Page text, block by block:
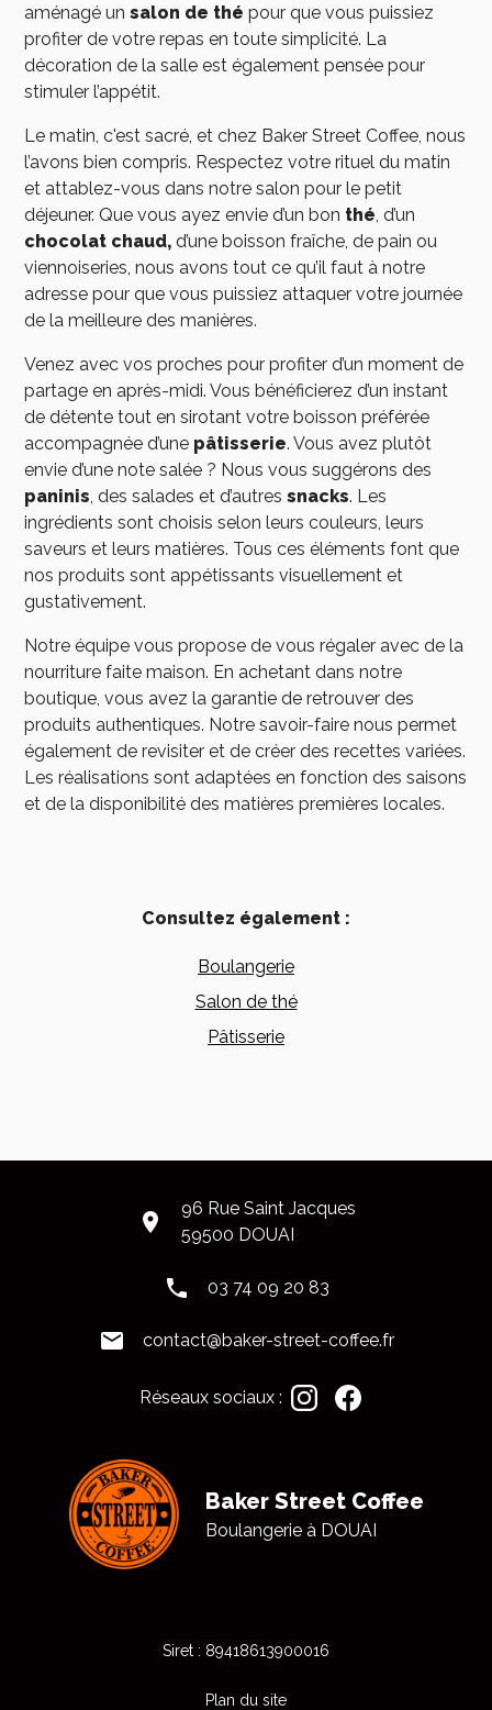
aménagé unsalon de thé pour que vous puissiez
profiter de votre repas en toute simplicité. La
décoration de la salle est également pensée pour
stimuler l’appétit.
Le matin, c'est sacré, et chez Baker Street Coffee, nous
l’avons bien compris. Respectez votre rituel du matin
et attablez-vous dans notre salon pour le petit
déjeuner. Que vous ayez envie d’un bon thé, d’un
chocolat chaud,d’une boisson fraîche, de pain ou
viennoiseries, nous avons tout ce qu’il faut à notre
adresse pour que vous puissiez attaquer votre journée
de la meilleure des manières.
Venez avec vos proches pour profiter d’un moment de
partage en après-midi. Vous bénéficierez d’un instant
de détente tout en sirotant votre boisson préférée
accompagnée d’une pâtisserie. Vous avez plutôt
envie d’une note salée ? Nous vous suggérons des
paninis, des salades et d’autressnacks. Les
ingrédients sont choisis selon leurs couleurs, leurs
saveurs et leurs matières. Tous ces éléments font que
nos produits sont appétissants visuellement et
gustativement.
Notre équipe vous propose de vous régaler avec de la
nourriture faite maison. En achetant dans notre
boutique, vous avez la garantie de retrouver des
produits authentiques. Notre savoir-faire nous permet
également de revisiter et de créer des recettes variées.
Les réalisations sont adaptées en fonction des saisons
et de la disponibilité des matières premières locales.
Consultez également :
Boulangerie
Salon de thé
Pâtisserie
place
96 Rue Saint Jacques
59500 DOUAI
phone 03 74 09 20 83
mail contact@baker-street-coffee.fr
Réseaux sociaux :
Baker Street Coffee
Boulangerie à DOUAI
Siret : 89418613900016
Plan du site